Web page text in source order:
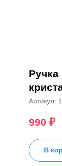
Артикул:
990 ₽
В